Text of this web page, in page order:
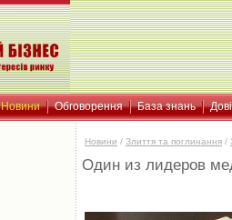
Новини Обговорення База знань
Новини / Злиття та поглинання /
Один из лидеров